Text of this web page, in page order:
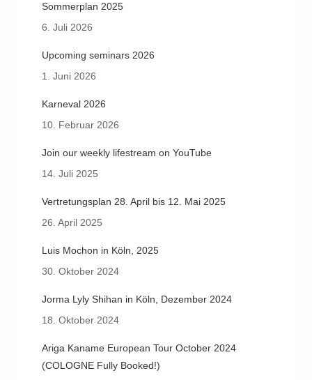
Sommerplan 2025
6. Juli 2026
Upcoming seminars 2026
1. Juni 2026
Karneval 2026
10. Februar 2026
Join our weekly lifestream on YouTube
14. Juli 2025
Vertretungsplan 28. April bis 12. Mai 2025
26. April 2025
Luis Mochon in Köln, 2025
30. Oktober 2024
Jorma Lyly Shihan in Köln, Dezember 2024
18. Oktober 2024
Ariga Kaname European Tour October 2024
(COLOGNE Fully Booked!)